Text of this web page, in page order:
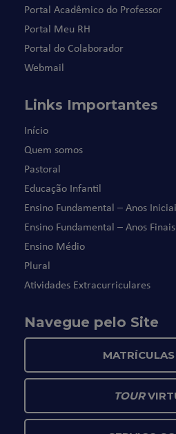
Portal Acadêmico do Professor
Portal Meu RH
Portal do Colaborador
Webmail
Links Importantes
Início
Quem somos
Pastoral
Educação Infantil
Ensino Fundamental – Anos
Ensino Fundamental – Anos Finais
Ensino Médio
Plural
Atividades Extracurriculares
Navegue pelo Site
TOUR